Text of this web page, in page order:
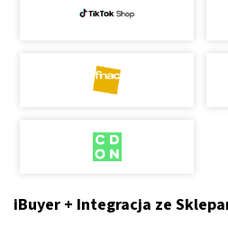
iBuyer + Integracja ze